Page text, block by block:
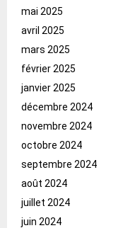
mai 2025
avril 2025
mars 2025
février 2025
janvier 2025
décembre 2024
novembre 2024
octobre 2024
septembre 2024
août 2024
juillet 2024
juin 2024